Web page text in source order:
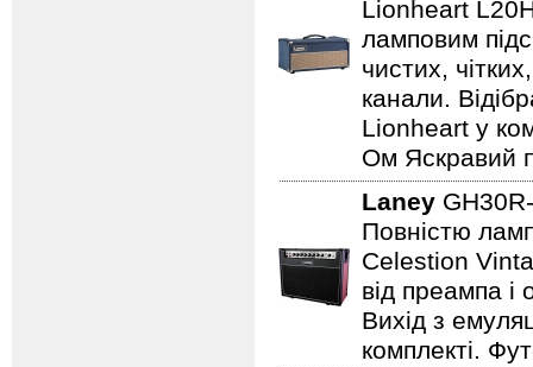
Lionheart
ламповим
чистих,
канали.
Lionheart у
Ом Яскравий
Laney
Повністю
Celestion
від преампа
Вихід з
комплекті.